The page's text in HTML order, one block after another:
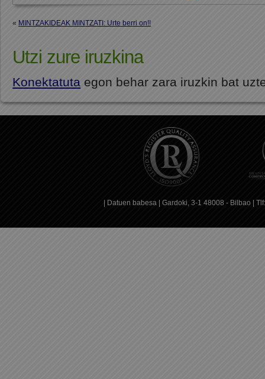
« MINTZAKIDEAK MINTZATI: Urte berri on!!
Utzi zure iruzkina
Konektatuta egon behar zara iruzkin bat
| Datuen babesa | Gardoki, 3-1 48008 - Bilbao |